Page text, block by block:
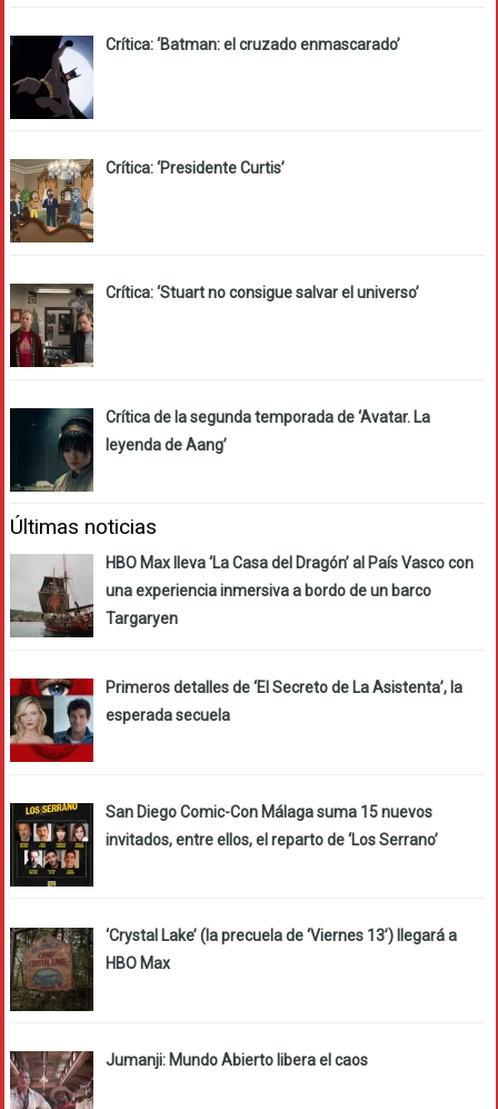
Crítica: ‘Batman: el cruzado enmascarado’
Crítica: ‘Presidente Curtis’
Crítica: ‘Stuart no consigue salvar el universo’
Crítica de la segunda temporada de ‘Avatar. La
leyenda de Aang’
Últimas noticias
HBO Max lleva ‘La Casa del Dragón’ al País Vasco con
una experiencia inmersiva a bordo de un barco
Targaryen
Primeros detalles de ‘El Secreto de La Asistenta’, la
esperada secuela
San Diego Comic-Con Málaga suma 15 nuevos
invitados, entre ellos, el reparto de ‘Los Serrano’
‘Crystal Lake’ (la precuela de ‘Viernes 13’) llegará a
HBO Max
Jumanji: Mundo Abierto libera el caos